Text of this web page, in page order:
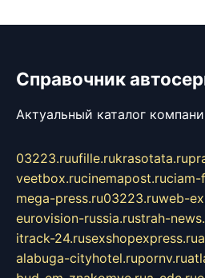
Справочник
Актуальный каталог
03223.ruufille.rukrasotata.ru
veetbox.rucinemapost.ruciam-
mega-press.ru03223.ruweb-
eurovision-russia.rustrah-
itrack-24.rusexshopexpress.ru
alabuga-cityhotel.rupornv.ru